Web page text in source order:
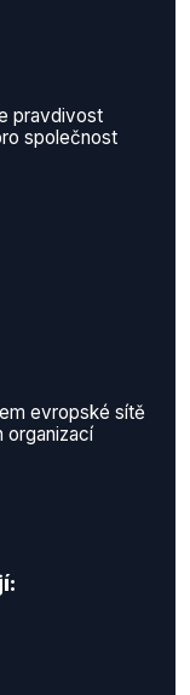
pravdivost
společnost
evropské sítě